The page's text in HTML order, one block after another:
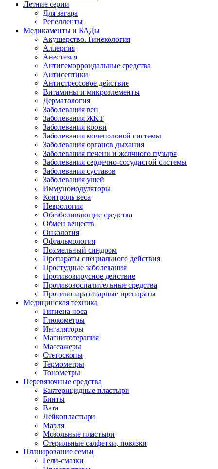
Летние серии
Для загара
Репелленты
Медикаменты и БАДы
Акушерство. Гинекология
Аллергия
Анестезия
Антигеморроидальные средства
Антисептики
Антистрессовое действие
Витамины и микроэлементы
Дерматология
Заболевания вен
Заболевания ЖКТ
Заболевания крови
Заболевания мочеполовой системы
Заболевания органов дыхания
Заболевания печени и желчного пузыря
Заболевания сердечно-сосудистой системы
Заболевания суставов
Заболевания ушей
Иммуномодуляторы
Контроль веса
Неврология
Обезболивающие средства
Обмен веществ
Онкология
Офтальмология
Похмельный синдром
Препараты специального действия
Простудные заболевания
Противовирусное действие
Противовоспалительные средства
Противопаразитарные препараты
Медицинская техника
Гигиена носа
Глюкометры
Ингаляторы
Магнитотерапия
Массажеры
Стетоскопы
Термометры
Тонометры
Перевязочные средства
Бактерицидные пластыри
Бинты
Вата
Лейкопластыри
Марля
Мозольные пластыри
Стерильные салфетки, повязки
Планирование семьи
Гели-смазки